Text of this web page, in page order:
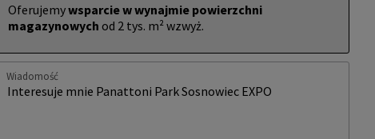
Oferujemywsparcie w wynajmie powierzchni
magazynowych od 2 tys. m² wzwyż.
Wiadomość